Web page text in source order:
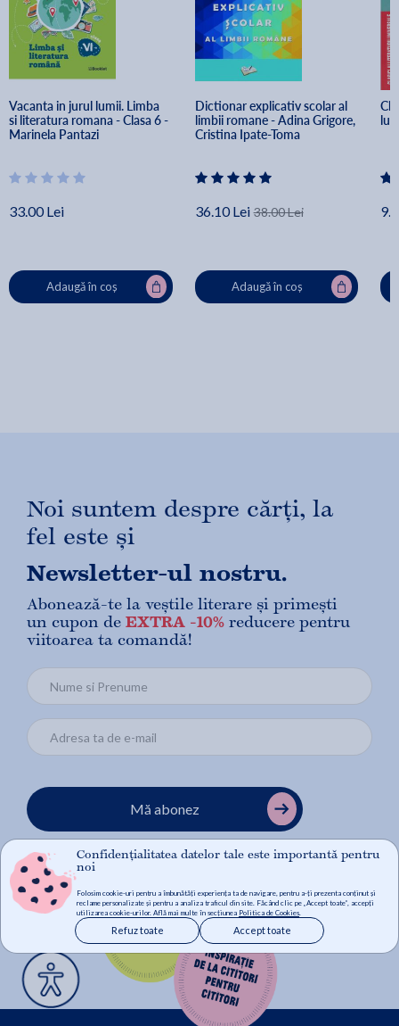
Confidențialitatea datelor tale este importantă pentru
noi
Folosim cookie-uri pentru a îmbunătăți experiența ta de navigare, pentru a-ți prezenta conținut și
reclame personalizate și pentru a analiza traficul din site. Făcând clic pe „Accept toate”, accepți
utilizarea cookie-urilor. Află mai multe în secțiunea Politica de Cookies.
Accept toate
Refuz toate
Vacanta in jurul lumii. Limba
si literatura romana - Clasa 6 -
Marinela Pantazi
33.00 Lei
Adaugă în coș
Dictionar explicativ scolar al
limbii romane - Adina Grigore,
Cristina Ipate-Toma
36.10 Lei 38.00 Lei
Adaugă în coș
lui
Noi suntem despre cărți, la
fel este și
Newsletter-ul nostru.
Abonează-te la veștile literare și primești
un cupon de EXTRA -10% reducere pentru
viitoarea ta comandă!
Mă abonez